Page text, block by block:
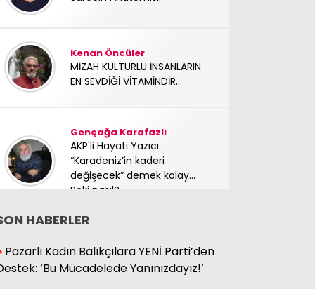
Kenan Öncüler
MİZAH KÜLTÜRLÜ İNSANLARIN
EN SEVDİĞİ VİTAMİNDİR...
Gençağa Karafazlı
AKP'li Hayati Yazıcı
“Karadeniz’in kaderi
değişecek” demek kolay…
Peki nasıl?
Mücadele arkadaşımız
yoldaşımız TC Sinan Kutay
HABERLER
Pazarlı Kadın Balıkçılara YENİ Parti’den
‘Bu Mücadelede Yanınızdayız!’